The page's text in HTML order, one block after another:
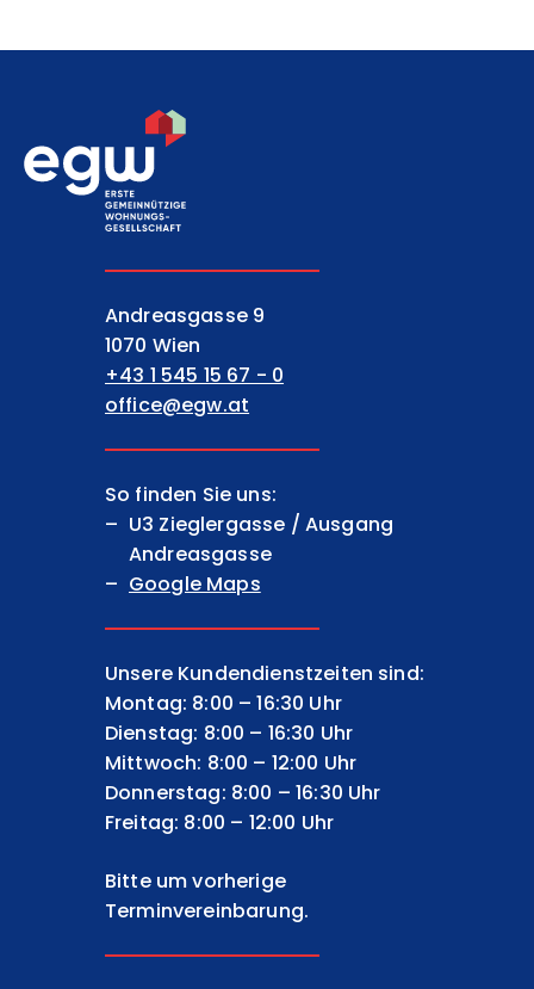
EGW Erste gemeinnützige
Andreasgasse 9
1070 Wien
+43 1 545 15 67 - 0
office@egw.at
So finden Sie uns:
U3 Zieglergasse / Ausgang
Andreasgasse
Google Maps
Unsere Kundendienstzeiten sind:
Montag: 8:00 – 16:30 Uhr
Dienstag: 8:00 – 16:30 Uhr
Mittwoch: 8:00 – 12:00 Uhr
Donnerstag: 8:00 – 16:30 Uhr
Freitag: 8:00 – 12:00 Uhr
Bitte um vorherige
Terminvereinbarung.